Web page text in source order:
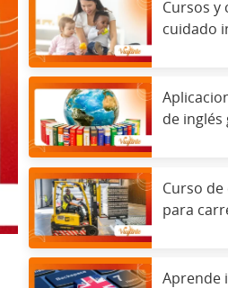
Cursos y
cuidado
de inglés
Curso
para
Aprende